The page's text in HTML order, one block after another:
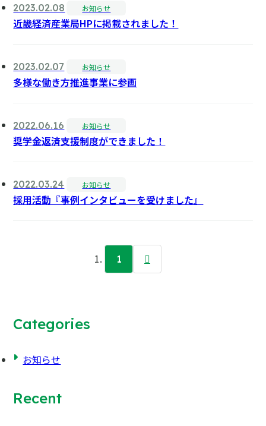
2023.02.08 お知らせ
近畿経済産業局HPに掲載されました！
2023.02.07 お知らせ
多様な働き方推進事業に参画
2022.06.16 お知らせ
奨学金返済支援制度ができました！
2022.03.24 お知らせ
採用活動『事例インタビューを受けました』
1
Categories
お知らせ
Recent